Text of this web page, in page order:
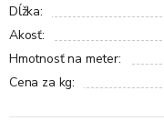
Dĺžka:
Akosť:
Hmotnosť na meter:
Cena za kg: